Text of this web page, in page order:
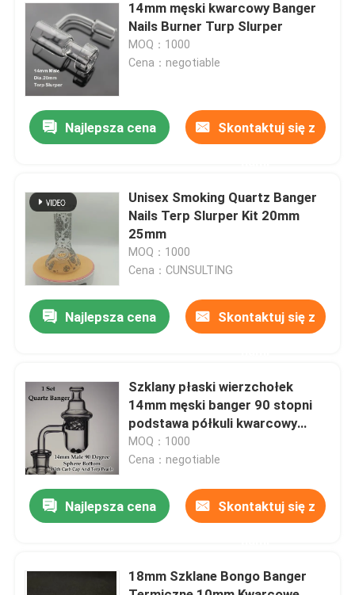
Dom
O nas
Wycieczka po fabryce
Kontrola jakości
Skontaktuj się z nami
Aktualności
Poprosić o wycenę
Szklane Bongo Wodne
14mm męski kwarcowy Banger
Nails Burner Turp Slurper
MOQ：1000
Cena：negotiable
Najlepsza cena Skontaktuj się z
Unisex Smoking Quartz Banger
Nails Terp Slurper Kit 20mm
25mm
MOQ：1000
Cena：CUNSULTING
Najlepsza cena Skontaktuj się z
Szklany płaski wierzchołek
14mm męski banger 90 stopni
podstawa półkuli kwarcowy
banger paznokcie
MOQ：1000
Cena：negotiable
Najlepsza cena Skontaktuj się z
18mm Szklane Bongo Banger